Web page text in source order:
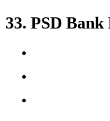
33. PSD